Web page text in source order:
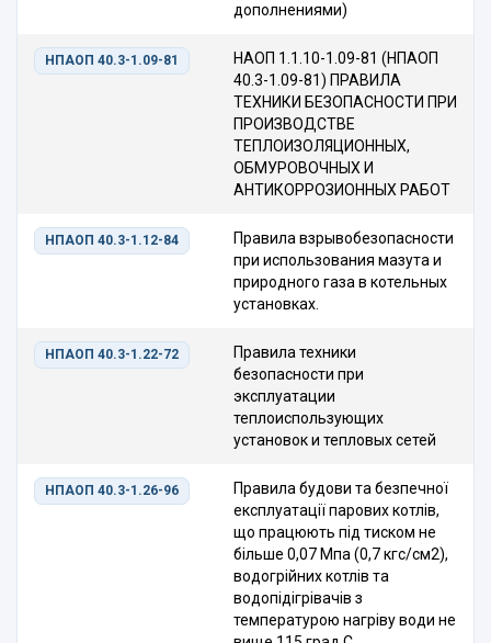
дополнениями)
НПАОП 40.3-1.09-81
НАОП 1.1.10-1.09-81 (НПАОП
40.3-1.09-81) ПРАВИЛА
ТЕХНИКИ БЕЗОПАСНОСТИ ПРИ
ПРОИЗВОДСТВЕ
ТЕПЛОИЗОЛЯЦИОННЫХ,
ОБМУРОВОЧНЫХ И
АНТИКОРРОЗИОННЫХ РАБОТ
НПАОП 40.3-1.12-84
Правила взрывобезопасности
при использования мазута и
природного газа в котельных
установках.
НПАОП 40.3-1.22-72
Правила техники
безопасности при
эксплуатации
теплоиспользующих
установок и тепловых сетей
НПАОП 40.3-1.26-96
Правила будови та безпечної
експлуатації парових котлів,
що працюють під тиском не
більше 0,07 Мпа (0,7 кгс/см2),
водогрійних котлів та
водопідігрівачів з
температурою нагріву води не